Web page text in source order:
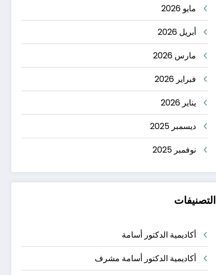
مايو 2026
أبريل 2026
مارس 2026
فبراير 2026
يناير 2026
ديسمبر 2025
نوفمبر 2025
التصنيفات
أكاديمية الدكتور أسامة
أكاديمية الدكتور أسامة مشرف